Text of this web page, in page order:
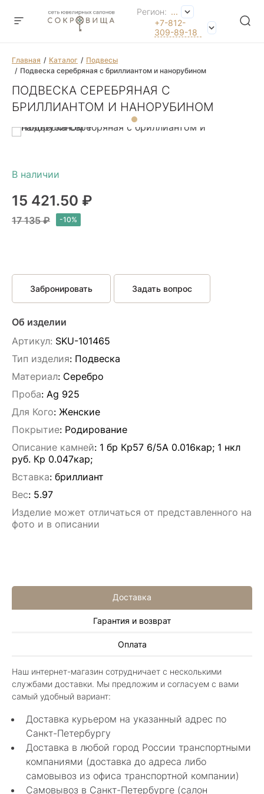
Регион: ...
+7-812-
309-89-18
Главная Каталог
Подвесы
Подвеска серебряная с бриллиантом и нанорубином
ПОДВЕСКА СЕРЕБРЯНАЯ С
БРИЛЛИАНТОМ И НАНОРУБИНОМ
15 421.50 ₽
17 135 ₽
Забронировать Задать вопрос
Об изделии
Артикул: SKU-101465
Тип изделия: Подвескa
Материал: Серебро
Проба: Ag 925
Для Кого: Женские
Покрытие: Родирование
Описание камней: 1 бр Кр57 6/5А 0.016кар; 1 нкл
руб. Кр 0.047кар;
Вставка: бриллиант
Вес: 5.97
Изделие может отличаться от представленного на
фото и в описании
Доставка
Гарантия и возврат
Оплата
Наш интернет-магазин сотрудничает с несколькими
службами доставки. Мы предложим и согласуем с вами
самый удобный вариант:
Доставка курьером на указанный адрес по
Санкт-Петербургу
Доставка в любой город России транспортными
компаниями (доставка до адреса либо
самовывоз из офиса транспортной компании)
Самовывоз в Санкт-Петербурге (салон
Алла Майорова
Классные изделия, оригинальные не похожие
в других магазинах. Сотрудники очень
грамотные специалисты в своем деле помогли
с выбором.
Показать полностью
Нелли Г.
4 мая 2025